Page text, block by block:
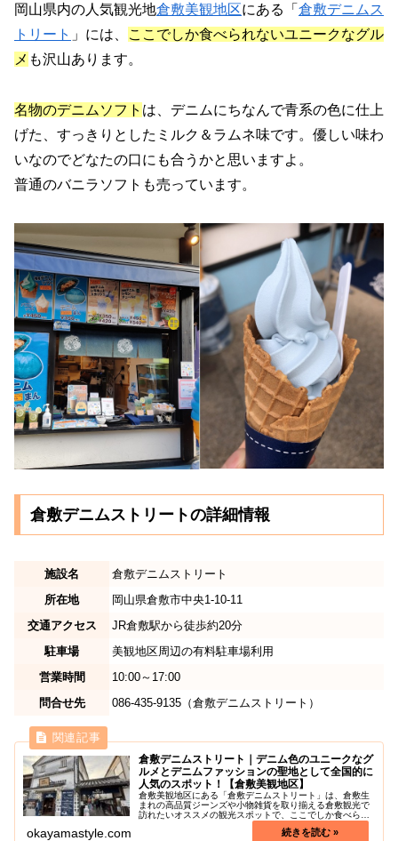
岡山県内の人気観光地倉敷美観地区にある「 倉敷デニムス
トリート 」には、
ここでしか食べられないユニークなグル
メ も沢山あります。
名物のデニムソフト は、デニムにちなんで青系の色に仕上
げた、すっきりとしたミルク＆ラムネ味です。優しい味わ
いなのでどなたの口にも合うかと思いますよ。
普通のバニラソフトも売っています。
倉敷デニムストリートの詳細情報
施設名
倉敷デニムストリート
所在地
岡山県倉敷市中央1-10-11
交通アクセス
JR倉敷駅から徒歩約20分
駐車場
美観地区周辺の有料駐車場利用
営業時間
10:00～17:00
問合せ先
086-435-9135（倉敷デニムストリート）
倉敷デニムストリート｜デニム色のユニークなグ
ルメとデニムファッションの聖地として全国的に
人気のスポット！【倉敷美観地区】
倉敷美観地区にある「倉敷デニムストリート」は、倉敷生
まれの高品質ジーンズや小物雑貨を取り揃える倉敷観光で
訪れたいオススメの観光スポットで、ここでしか食べられ
ないユニークなグルメも充実していることで知られていま
す。倉敷は、日本で初めてジーンズ...
okayamastyle.com